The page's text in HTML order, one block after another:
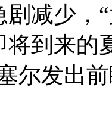
剧减少，
将到来的
尔发出